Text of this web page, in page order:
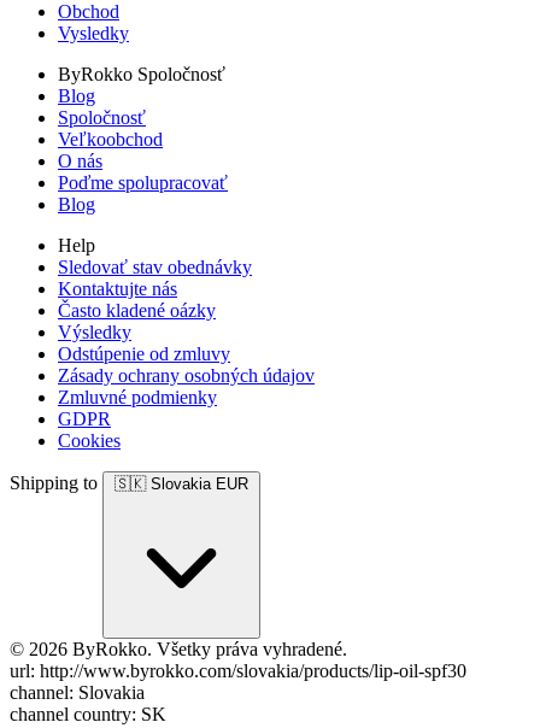
Obchod
Vysledky
ByRokko Spoločnosť
Blog
Spoločnosť
Veľkoobchod
O nás
Poďme spolupracovať
Blog
Help
Sledovať stav obednávky
Kontaktujte nás
Často kladené oázky
Výsledky
Odstúpenie od zmluvy
Zásady ochrany osobných údajov
Zmluvné podmienky
GDPR
Cookies
Shipping to 🇸🇰 Slovakia EUR
© 2026 ByRokko. Všetky práva vyhradené.
url: http://www.byrokko.com/slovakia/products/lip-oil-spf30
channel: Slovakia
channel country: SK